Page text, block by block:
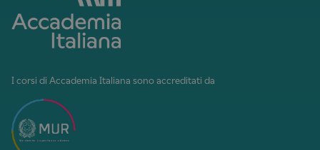
I corsi di Accademia Italiana sono accreditati da